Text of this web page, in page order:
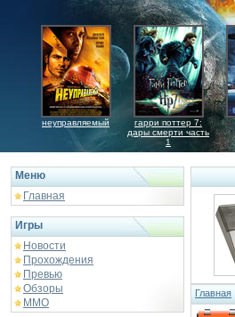
неуправляемый
гарри поттер 7:
дары смерти часть
1
Меню
Главная
Игры
Новости
Прохождения
Превью
Обзоры
ММО
Главная